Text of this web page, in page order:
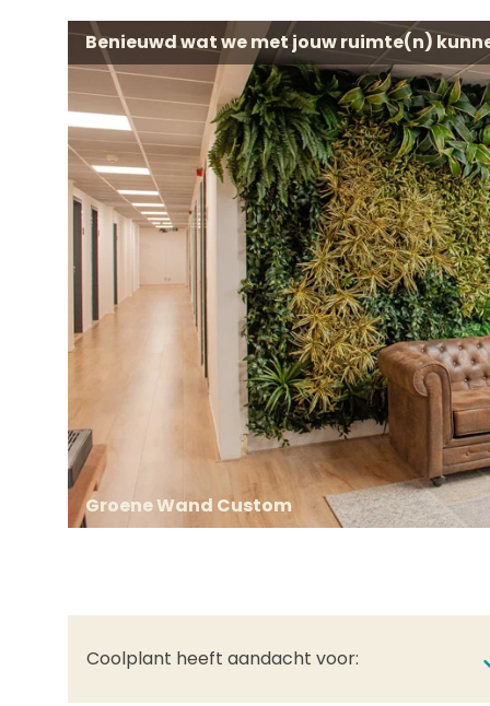
Benieuwd wat we met jouw ruimte(n)
Groene Wand Custom
Coolplant heeft aandacht voor: